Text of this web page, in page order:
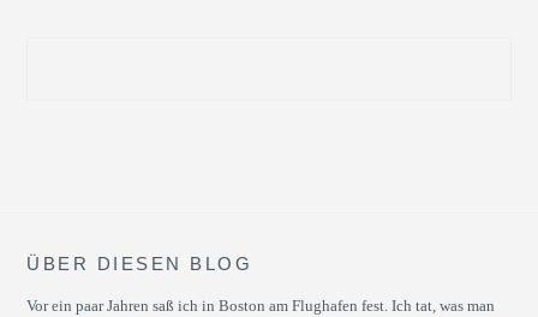
ÜBER DIESEN BLOG
Vor ein paar Jahren saß ich in Boston am Flughafen fest. Ich tat, was man